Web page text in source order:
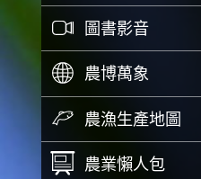
圖書影音
農博萬象
農漁生產地圖
農業懶人包